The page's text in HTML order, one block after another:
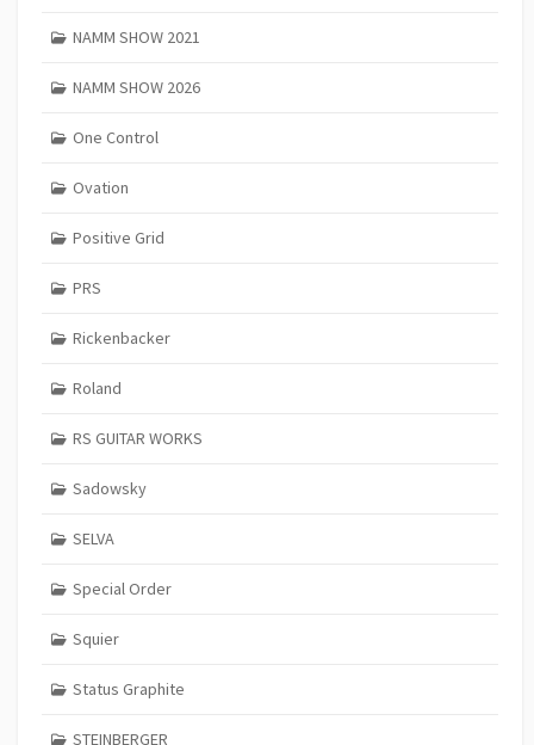
NAMM SHOW 2021
NAMM SHOW 2026
One Control
Ovation
Positive Grid
PRS
Rickenbacker
Roland
RS GUITAR WORKS
Sadowsky
SELVA
Special Order
Squier
Status Graphite
STEINBERGER